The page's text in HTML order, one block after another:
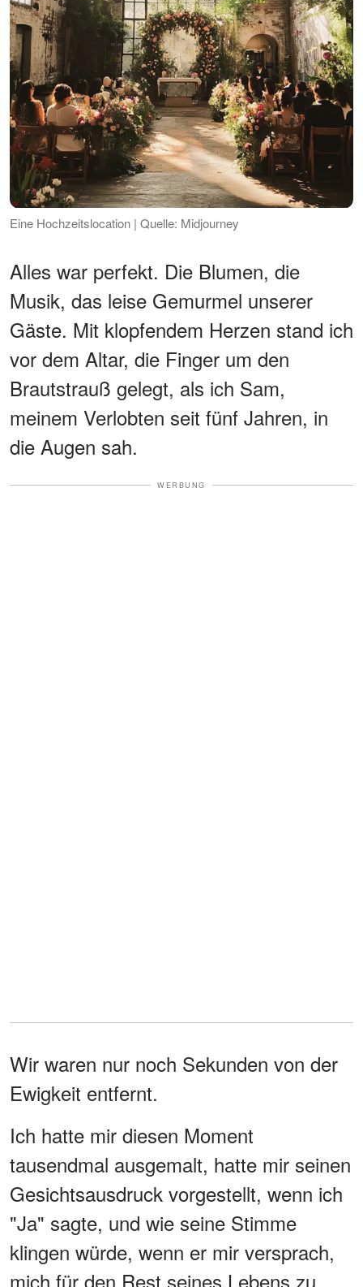
Eine Hochzeitslocation | Quelle: Midjourney
Alles war perfekt. Die Blumen, die
Musik, das leise Gemurmel unserer
Gäste. Mit klopfendem Herzen stand ich
vor dem Altar, die Finger um den
Brautstrauß gelegt, als ich Sam,
meinem Verlobten seit fünf Jahren, in
die Augen sah.
WERBUNG
Wir waren nur noch Sekunden von der
Ewigkeit entfernt.
Ich hatte mir diesen Moment
tausendmal ausgemalt, hatte mir seinen
Gesichtsausdruck vorgestellt, wenn ich
"Ja" sagte, und wie seine Stimme
klingen würde, wenn er mir versprach,
mich für den Rest seines Lebens zu